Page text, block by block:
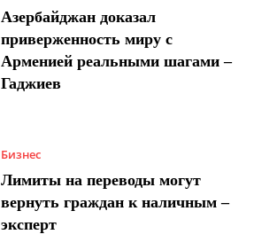
Азербайджан доказал
приверженность миру с
Арменией реальными шагами –
Гаджиев
Бизнес
Лимиты на переводы могут
вернуть граждан к наличным –
эксперт